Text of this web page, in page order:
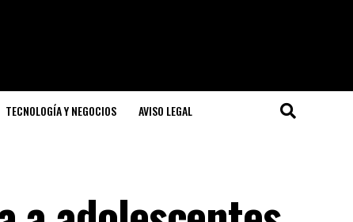
TECNOLOGÍA Y NEGOCIOS AVISO LEGAL